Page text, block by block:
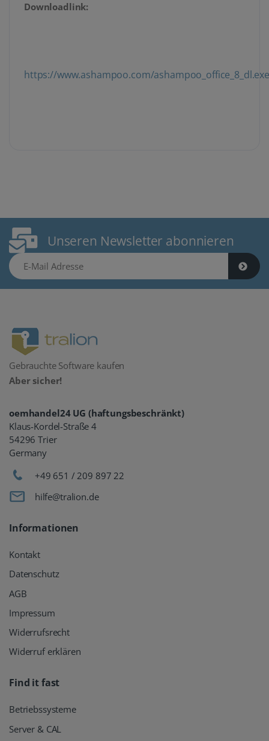
Downloadlink:
https://www.ashampoo.com/ashampoo_office_8_dl.exe
Unseren Newsletter abonnieren
E-Mail Adresse
Gebrauchte Software kaufen
Aber sicher!
oemhandel24 UG (haftungsbeschränkt)
Klaus-Kordel-Straße 4
54296 Trier
Germany
+49 651 / 209 897 22
hilfe@tralion.de
Informationen
Kontakt
Datenschutz
AGB
Impressum
Widerrufsrecht
Widerruf erklären
Find it fast
Betriebssysteme
Server & CAL